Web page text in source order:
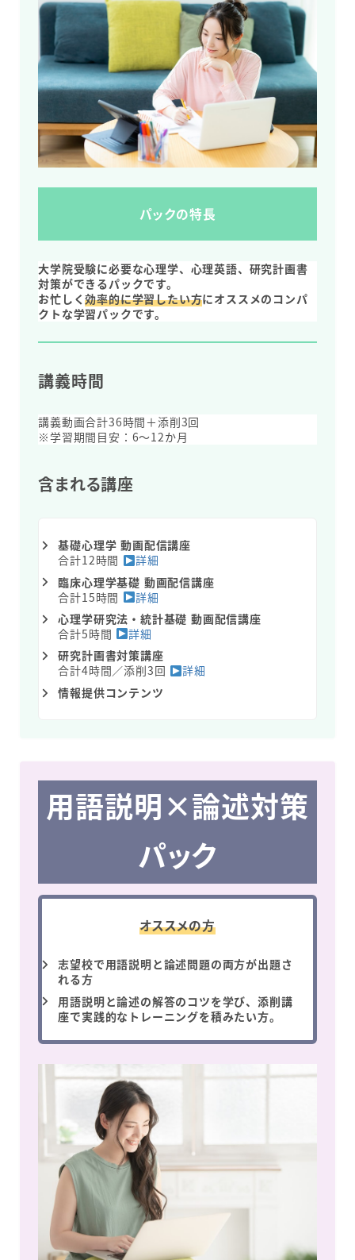
パックの特長
大学院受験に必要な心理学、心理英語、研究計画書
対策ができるパックです。
お忙しく効率的に学習したい方にオススメのコンパ
クトな学習パックです。
講義時間
講義動画合計36時間＋添削3回
※学習期間目安：6～12か月
含まれる講座
基礎心理学 動画配信講座
合計12時間
詳細
臨床心理学基礎 動画配信講座
合計15時間
詳細
心理学研究法・統計基礎 動画配信講座
合計5時間
詳細
研究計画書対策講座
合計4時間／添削3回
詳細
情報提供コンテンツ
用語説明×論述対策
パック
オススメの方
志望校で用語説明と論述問題の両方が出題さ
れる方
用語説明と論述の解答のコツを学び、添削講
座で実践的なトレーニングを積みたい方。